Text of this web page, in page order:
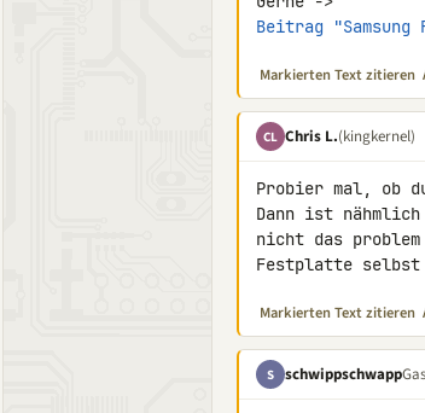
Beitrag
Markierten Text zitieren
CL Chris L.(kingkernel)
Probier mal, ob
Dann ist
nicht das
Festplatte selbst
Markierten Text zitieren
S schwippschwapp